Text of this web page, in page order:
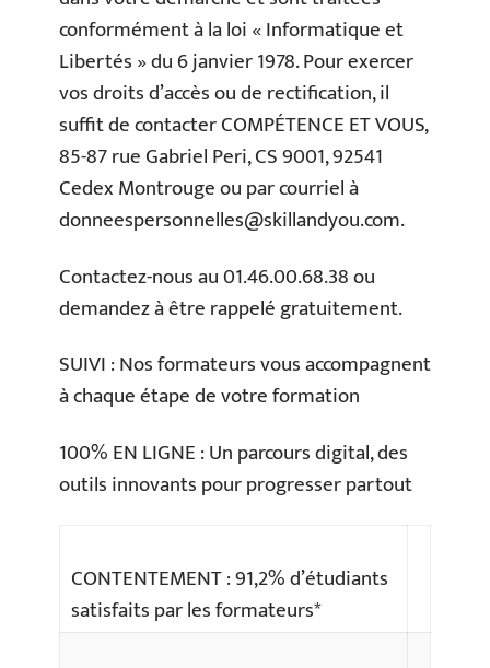
conformément à la loi « Informatique et
Libertés » du 6 janvier 1978. Pour exercer
vos droits d’accès ou de rectification, il
suffit de contacter COMPÉTENCE ET VOUS,
85-87 rue Gabriel Peri, CS 9001, 92541
Cedex Montrouge ou par courriel à
donneespersonnelles@skillandyou.com.
Contactez-nous au 01.46.00.68.38 ou
demandez à être rappelé gratuitement.
SUIVI : Nos formateurs vous accompagnent
à chaque étape de votre formation
100% EN LIGNE : Un parcours digital, des
outils innovants pour progresser partout
CONTENTEMENT : 91,2% d’étudiants
satisfaits par les formateurs*